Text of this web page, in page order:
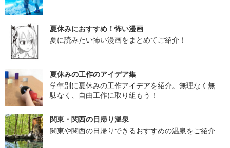
夏休みにおすすめ！怖い漫画
夏に読みたい怖い漫画をまとめてご紹介！
夏休みの工作のアイデア集
学年別に夏休みの工作アイデアを紹介。無理なく無
駄なく、自由工作に取り組もう！
関東・関西の日帰り温泉
関東や関西の日帰りできるおすすめの温泉をご紹介